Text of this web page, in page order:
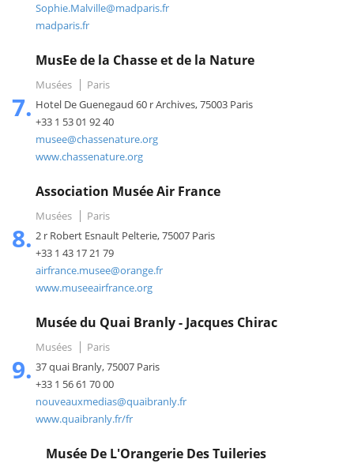
Sophie.Malville@madparis.fr
madparis.fr
7.
MusEe de la Chasse et de la Nature
Musées
Paris
Hotel De Guenegaud 60 r Archives, 75003 Paris
+33 1 53 01 92 40
musee@chassenature.org
www.chassenature.org
8.
Association Musée Air France
Musées
Paris
2 r Robert Esnault Pelterie, 75007 Paris
+33 1 43 17 21 79
airfrance.musee@orange.fr
www.museeairfrance.org
9.
Musée du Quai Branly - Jacques Chirac
Musées
Paris
37 quai Branly, 75007 Paris
+33 1 56 61 70 00
nouveauxmedias@quaibranly.fr
www.quaibranly.fr/fr
Musée De L'Orangerie Des Tuileries